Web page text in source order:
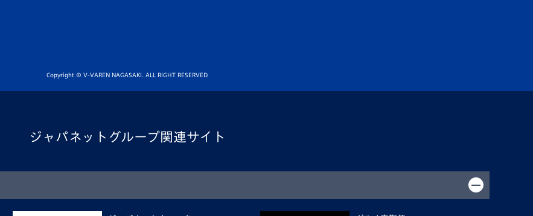
Copyright © V-VAREN NAGASAKI. ALL RIGHT RESERVED.
ジャパネットグループ関連サイト